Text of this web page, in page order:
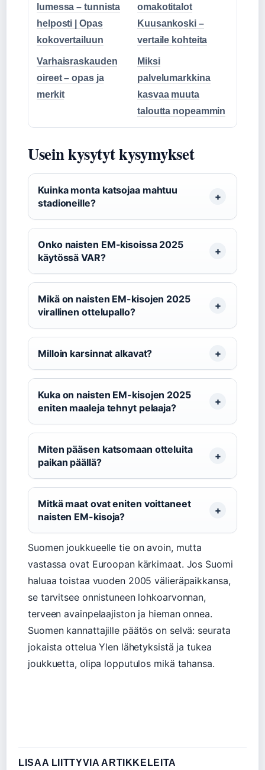
lumessa – tunnista
helposti | Opas
kokovertailuun
omakotitalot
Kuusankoski –
vertaile kohteita
Varhaisraskauden
oireet – opas ja
merkit
Miksi
palvelumarkkina
kasvaa muuta
taloutta nopeammin
Usein kysytyt kysymykset
Kuinka monta katsojaa mahtuu
stadioneille?
Onko naisten EM-kisoissa 2025
käytössä VAR?
Mikä on naisten EM-kisojen 2025
virallinen ottelupallo?
Milloin karsinnat alkavat?
Kuka on naisten EM-kisojen 2025
eniten maaleja tehnyt pelaaja?
Miten pääsen katsomaan otteluita
paikan päällä?
Mitkä maat ovat eniten voittaneet
naisten EM-kisoja?
Suomen joukkueelle tie on avoin, mutta
vastassa ovat Euroopan kärkimaat. Jos Suomi
haluaa toistaa vuoden 2005 välieräpaikkansa,
se tarvitsee onnistuneen lohkoarvonnan,
terveen avainpelaajiston ja hieman onnea.
Suomen kannattajille päätös on selvä: seurata
jokaista ottelua Ylen lähetyksistä ja tukea
joukkuetta, olipa lopputulos mikä tahansa.
LISAA LIITTYVIA ARTIKKELEITA